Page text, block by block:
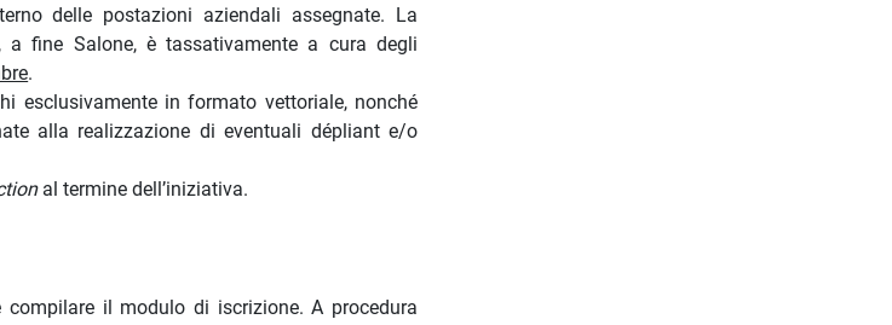
delle postazioni aziendali assegnate. La
fine Salone, è tassativamente a cura degli
.
esclusivamente in formato vettoriale, nonché
alla realizzazione di eventuali dépliant e/o
al termine dell’iniziativa.
compilare il modulo di iscrizione. A procedura